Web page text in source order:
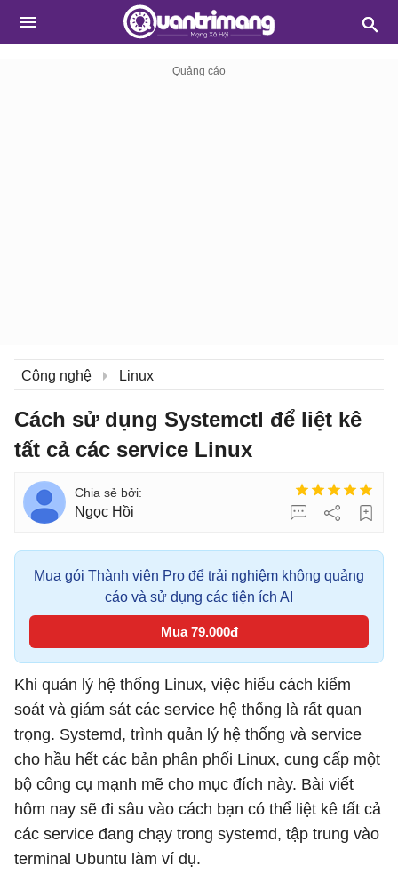
Công nghệ Linux
Cách sử dụng Systemctl để liệt kê
tất cả các service Linux
Ngọc Hồi
Mua gói Thành viên Pro để trải nghiệm không quảng
cáo và sử dụng các tiện ích AI
Mua 79.000đ
Khi quản lý hệ thống Linux, việc hiểu cách kiểm
soát và giám sát các service hệ thống là rất quan
trọng. Systemd, trình quản lý hệ thống và service
cho hầu hết các bản phân phối Linux, cung cấp một
bộ công cụ mạnh mẽ cho mục đích này. Bài viết
hôm nay sẽ đi sâu vào cách bạn có thể liệt kê tất cả
các service đang chạy trong systemd, tập trung vào
terminal Ubuntu làm ví dụ.